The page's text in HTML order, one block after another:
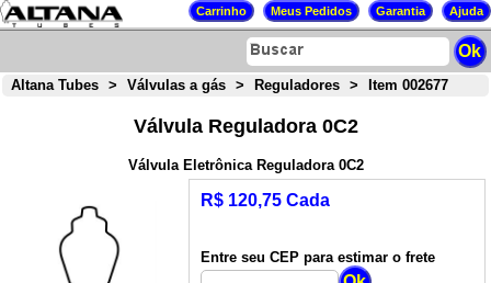
Altana Tubes > Válvulas a gás > Reguladores > Item 002677
Válvula Reguladora 0C2
Válvula Eletrônica Reguladora 0C2
R$ 120,75 Cada
Entre seu CEP para estimar o frete